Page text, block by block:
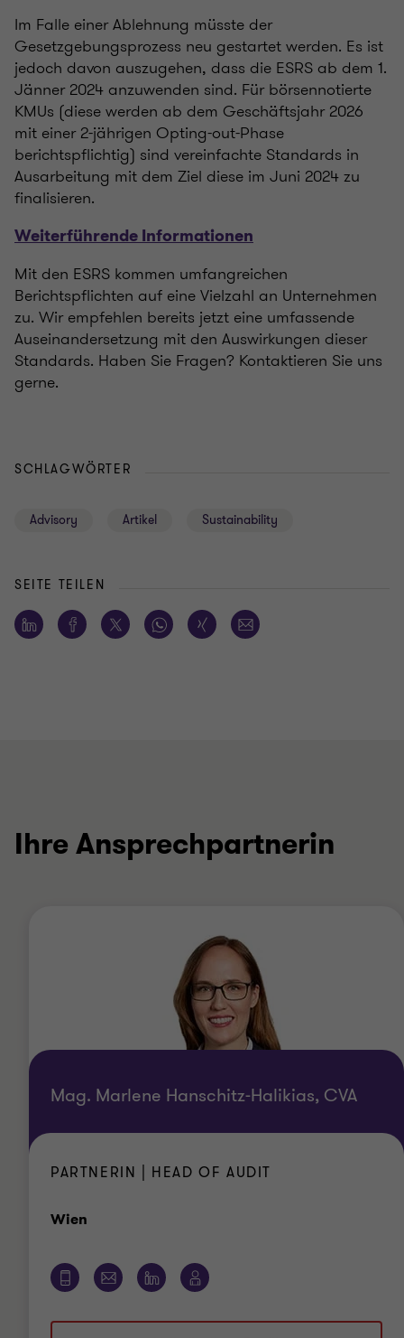
Im Falle einer Ablehnung müsste der
Gesetzgebungsprozess neu gestartet werden. Es ist
jedoch davon auszugehen, dass die ESRS ab dem 1.
Jänner 2024 anzuwenden sind. Für börsennotierte
KMUs (diese werden ab dem Geschäftsjahr 2026
mit einer 2-jährigen Opting-out-Phase
berichtspflichtig) sind vereinfachte Standards in
Ausarbeitung mit dem Ziel diese im Juni 2024 zu
finalisieren.
Weiterführende Informationen
Mit den ESRS kommen umfangreichen
Berichtspflichten auf eine Vielzahl an Unternehmen
zu. Wir empfehlen bereits jetzt eine umfassende
Auseinandersetzung mit den Auswirkungen dieser
Standards. Haben Sie Fragen? Kontaktieren Sie uns
gerne.
SCHLAGWÖRTER
Advisory Artikel Sustainability
SEITE TEILEN
Ihre Ansprechpartnerin
Mag. Marlene Hanschitz-Halikias, CVA
PARTNERIN | HEAD OF AUDIT
Wien